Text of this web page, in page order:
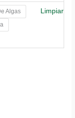
Algas
Limpiar